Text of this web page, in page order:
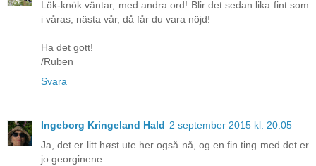
Lök-knök väntar, med andra ord! Blir det sedan lika fint som
i våras, nästa vår, då får du vara nöjd!
Ha det gott!
/Ruben
Svara
Ingeborg Kringeland Hald 2 september 2015 kl. 20:05
Ja, det er litt høst ute her også nå, og en fin ting med det er
jo georginene.